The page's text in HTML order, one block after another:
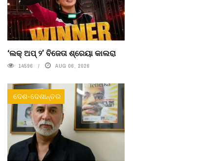
‘ଲକ୍ ଅପ୍ ୨’ ବିଜେତା ଶ୍ରେୟା କାଲରା
14596 AUG 06, 2026
ଦେଶ-ଦେଶାନ୍ତର